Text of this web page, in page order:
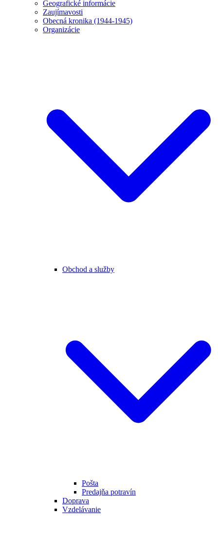
Geografické informácie
Zaujímavosti
Obecná kronika (1944-1945)
Organizácie
Obchod a služby
Pošta
Predajňa potravín
Doprava
Vzdelávanie